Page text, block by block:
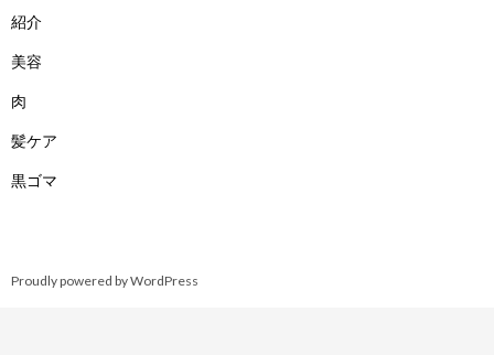
紹介
美容
肉
髪ケア
黒ゴマ
Proudly powered by WordPress